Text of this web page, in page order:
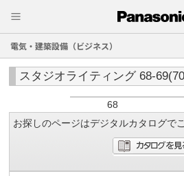
電気・建築設備（ビジネス）
スタジオライティング 68-
68
お探しのページはデジタルカタログで